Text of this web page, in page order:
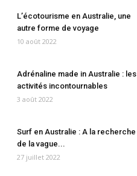
L’écotourisme en Australie, une
autre forme de voyage
10 août 2022
Adrénaline made in Australie : les
activités incontournables
3 août 2022
Surf en Australie : A la recherche
de la vague...
27 juillet 2022